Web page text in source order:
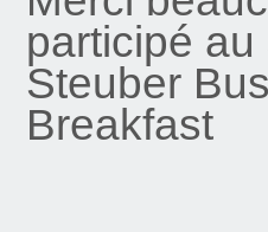
participé au
Steuber
Breakfast